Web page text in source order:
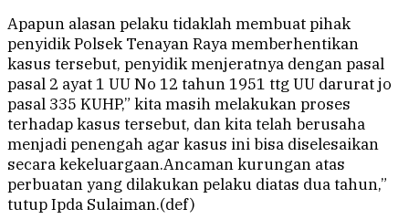
Apapun alasan pelaku tidaklah membuat pihak
penyidik Polsek Tenayan Raya memberhentikan
kasus tersebut, penyidik menjeratnya dengan pasal
pasal 2 ayat 1 UU No 12 tahun 1951 ttg UU darurat jo
pasal 335 KUHP,” kita masih melakukan proses
terhadap kasus tersebut, dan kita telah berusaha
menjadi penengah agar kasus ini bisa diselesaikan
secara kekeluargaan.Ancaman kurungan atas
perbuatan yang dilakukan pelaku diatas dua tahun,”
tutup Ipda Sulaiman.(def)